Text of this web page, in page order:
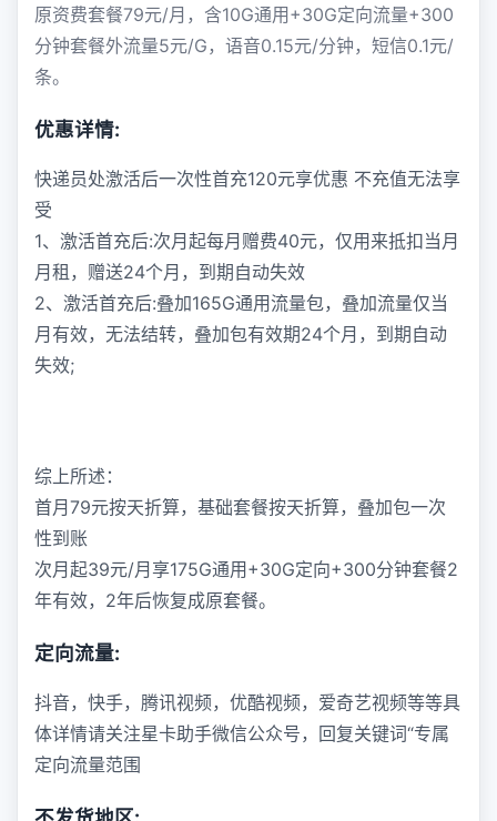
原资费套餐79元/月，含10G通用+30G定向流量+300
分钟套餐外流量5元/G，语音0.15元/分钟，短信0.1元/
条。
优惠详情:
快递员处激活后一次性首充120元享优惠 不充值无法享
受
1、激活首充后:次月起每月赠费40元，仅用来抵扣当月
月租，赠送24个月，到期自动失效
2、激活首充后:叠加165G通用流量包，叠加流量仅当
月有效，无法结转，叠加包有效期24个月，到期自动
失效;
综上所述：
首月79元按天折算，基础套餐按天折算，叠加包一次
性到账
次月起39元/月享175G通用+30G定向+300分钟套餐2
年有效，2年后恢复成原套餐。
定向流量:
抖音，快手，腾讯视频，优酷视频，爱奇艺视频等等具
体详情请关注星卡助手微信公众号，回复关键词“专属
定向流量范围